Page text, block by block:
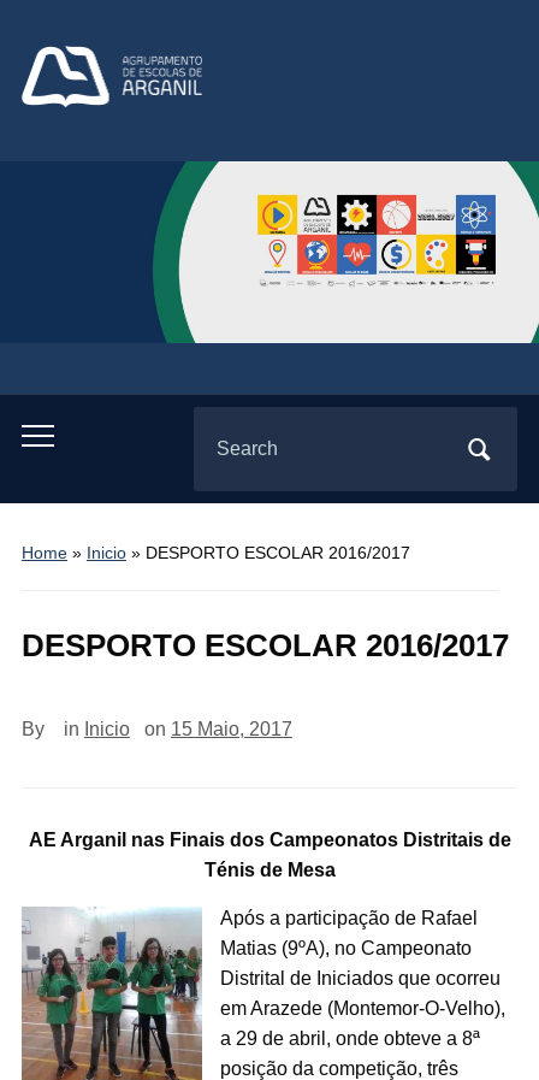
Toggle
menu
for:
Home» Inicio» DESPORTO ESCOLAR 2016/2017
DESPORTO ESCOLAR 2016/2017
By in Inicio on 15 Maio, 2017
AE Arganil nas Finais dos Campeonatos Distritais de
Ténis de Mesa
Após a participação de Rafael
Matias (9ºA), no Campeonato
Distrital de Iniciados que ocorreu
em Arazede (Montemor-O-Velho),
a 29 de abril, onde obteve a 8ª
posição da competição, três